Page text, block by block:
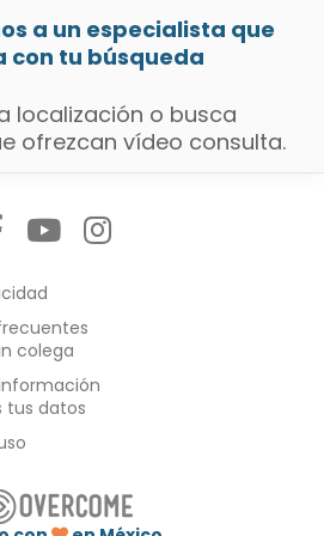
a un especialista que
con tu búsqueda
localización o busca
ofrezcan vídeo consulta.
colega
datos